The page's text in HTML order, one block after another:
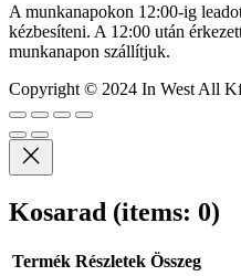
A munkanapokon 12:00-ig
kézbesíteni. A 12:00 után
munkanapon szállítjuk.
Copyright © 2024 In West All
Kosarad (items: 0)
Termék Részletek Összeg